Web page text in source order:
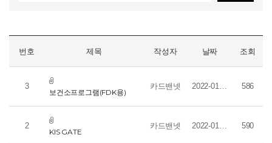
번호 제목 작성자 날짜 조회
3
보건소프로그램(FDK용)
카드밴넷 2022-01-14 586
2
KIS GATE
카드밴넷 2022-01-14 590